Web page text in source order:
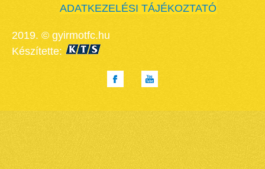
ADATKEZELÉSI TÁJÉKOZTATÓ
2019. © gyirmotfc.hu
Készítette: